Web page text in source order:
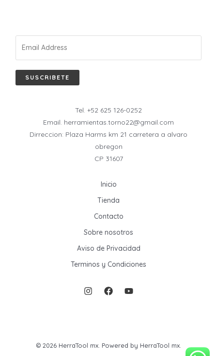
SUSCRIBETE
Tel. +52 625 126-0252
Email. herramientas.torno22@gmail.com
Dirreccion: Plaza Harms km 21 carretera a alvaro
obregon
CP 31607
Inicio
Tienda
Contacto
Sobre nosotros
Aviso de Privacidad
Terminos y Condiciones
© 2026 HerraTool mx. Powered by HerraTool mx.